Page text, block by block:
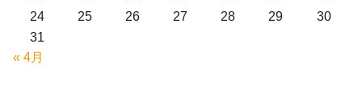
24
25 26 27 28 29
30
31
« 4月